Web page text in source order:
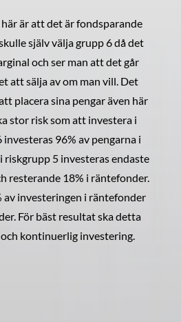
är att det är fondsparande
själv välja grupp 6 då det
och ser man att det går
att sälja av om man vill. Det
placera sina pengar även här
stor risk som att investera i
96% av pengarna i
riskgrupp 5 investeras endaste
resterande 18% i räntefonder.
av investeringen i räntefonder
För bäst resultat ska detta
kontinuerlig investering.